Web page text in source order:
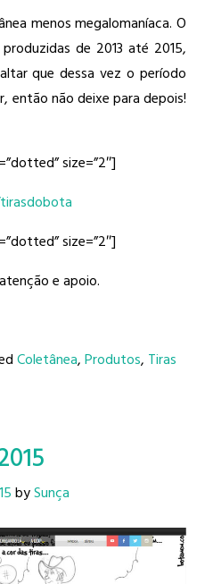
menos megalomaníaca. O
de 2013 até 2015,
que dessa vez o período
então não deixe para depois!
size=”2″]
size=”2″]
e apoio.
Coletânea,Produtos, Tiras
bySunça